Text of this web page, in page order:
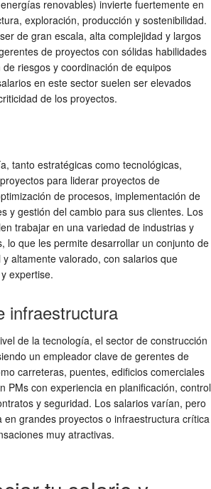
renovables) invierte fuertemente en
exploración, producción y sostenibilidad.
de gran escala, alta complejidad y largos
de proyectos con sólidas habilidades
riesgos y coordinación de equipos
en este sector suelen ser elevados
de los proyectos.
tanto estratégicas como tecnológicas,
para liderar proyectos de
de procesos, implementación de
y gestión del cambio para sus clientes. Los
trabajar en una variedad de industrias y
lo que les permite desarrollar un conjunto de
altamente valorado, con salarios que
expertise.
infraestructura
de la tecnología, el sector de construcción
un empleador clave de gerentes de
carreteras, puentes, edificios comerciales
PMs con experiencia en planificación, control
y seguridad. Los salarios varían, pero
en grandes proyectos o infraestructura crítica
muy atractivas.